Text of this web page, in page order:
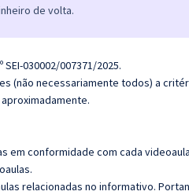
de volta.
SEI-030002/007371/2025.
(não necessariamente todos) a
em conformidade com cada
relacionadas no informativo.